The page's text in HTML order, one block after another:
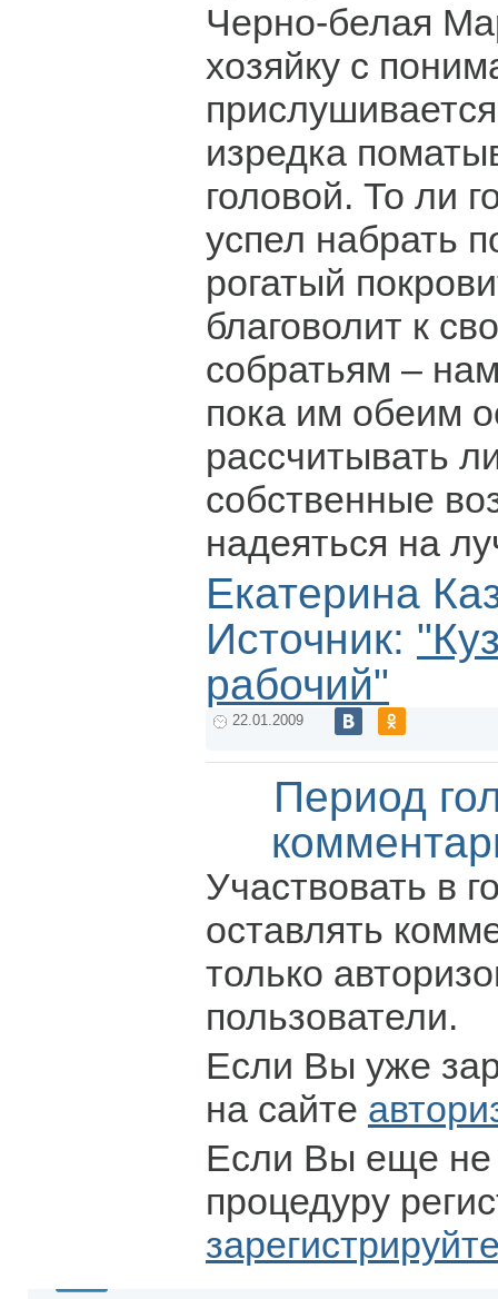
Черно-белая
хозяйку с
изредка
головой. То ли
успел набрать
рогатый
благоволит к
собратьям –
пока им обеим
рассчитывать
собственные
надеяться на
Екатерина
Источник:
рабочий"
22.01.2009
Период
Участвовать в
оставлять
только
пользователи.
Если Вы уже
на сайте
Если Вы еще не
процедуру